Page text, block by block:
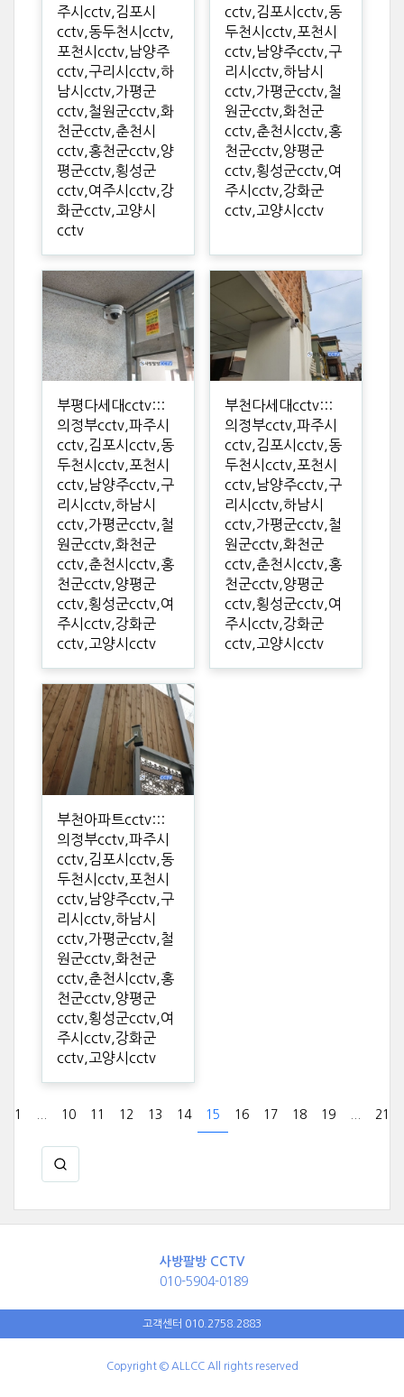
주시cctv,김포시
cctv,동두천시cctv,
포천시cctv,남양주
cctv,구리시cctv,하
남시cctv,가평군
cctv,철원군cctv,화
천군cctv,춘천시
cctv,홍천군cctv,양
평군cctv,횡성군
cctv,여주시cctv,강
화군cctv,고양시
cctv
cctv,김포시cctv,동
두천시cctv,포천시
cctv,남양주cctv,구
리시cctv,하남시
cctv,가평군cctv,철
원군cctv,화천군
cctv,춘천시cctv,홍
천군cctv,양평군
cctv,횡성군cctv,여
주시cctv,강화군
cctv,고양시cctv
부평다세대cctv:::
의정부cctv,파주시
cctv,김포시cctv,동
두천시cctv,포천시
cctv,남양주cctv,구
리시cctv,하남시
cctv,가평군cctv,철
원군cctv,화천군
cctv,춘천시cctv,홍
천군cctv,양평군
cctv,횡성군cctv,여
주시cctv,강화군
cctv,고양시cctv
부천다세대cctv:::
의정부cctv,파주시
cctv,김포시cctv,동
두천시cctv,포천시
cctv,남양주cctv,구
리시cctv,하남시
cctv,가평군cctv,철
원군cctv,화천군
cctv,춘천시cctv,홍
천군cctv,양평군
cctv,횡성군cctv,여
주시cctv,강화군
cctv,고양시cctv
부천아파트cctv:::
의정부cctv,파주시
cctv,김포시cctv,동
두천시cctv,포천시
cctv,남양주cctv,구
리시cctv,하남시
cctv,가평군cctv,철
원군cctv,화천군
cctv,춘천시cctv,홍
천군cctv,양평군
cctv,횡성군cctv,여
주시cctv,강화군
cctv,고양시cctv
1 10 11 12 13 14 15 16 17 18 19 21
사방팔방 CCTV
010-5904-0189
고객센터 010.2758.2883
Copyright © ALLCC All rights reserved